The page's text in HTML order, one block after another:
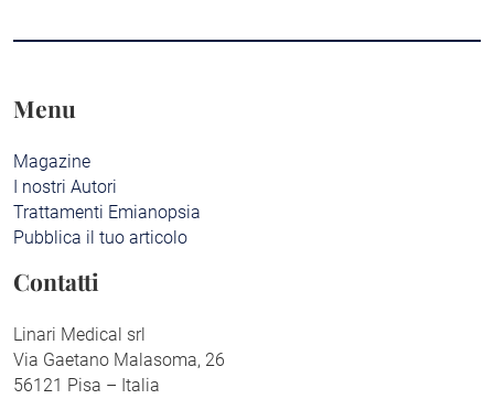
Menu
Magazine
I nostri Autori
Trattamenti Emianopsia
Pubblica il tuo articolo
Contatti
Linari Medical srl
Via Gaetano Malasoma, 26
56121 Pisa – Italia